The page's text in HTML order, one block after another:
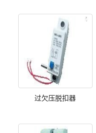
过欠压脱扣器